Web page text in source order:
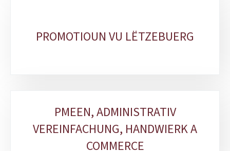
PROMOTIOUN VU LËTZEBUERG
PMEEN, ADMINISTRATIV
VEREINFACHUNG, HANDWIERK A
COMMERCE